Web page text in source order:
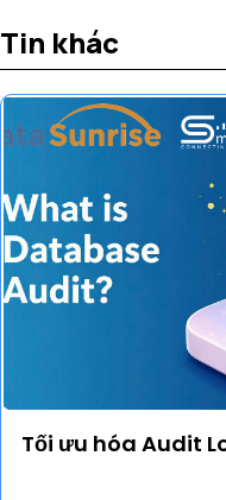
Tin khác
Tối ưu hóa Audit